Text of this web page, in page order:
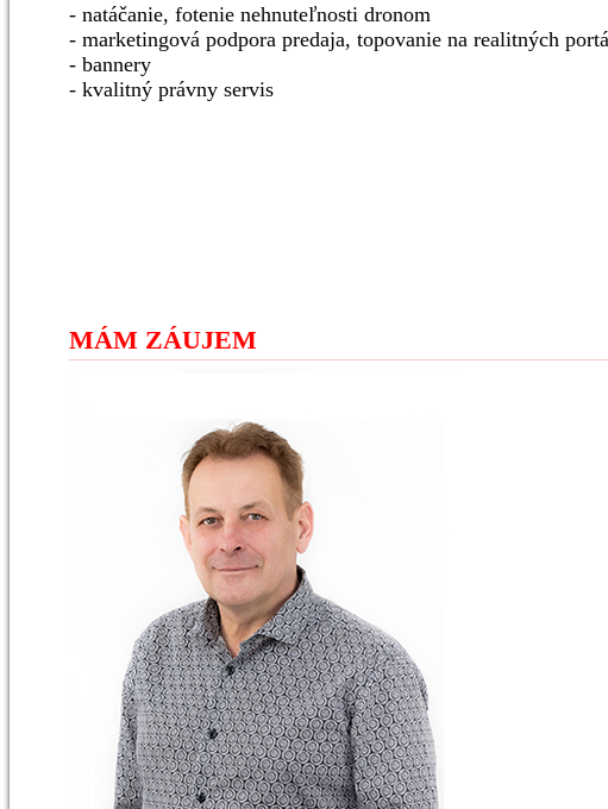
- natáčanie, fotenie nehnuteľnosti dronom
- marketingová podpora predaja, topovanie na realitných
- bannery
- kvalitný právny servis
MÁM ZÁUJEM